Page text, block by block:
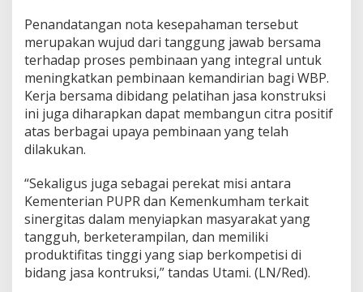
Penandatangan nota kesepahaman tersebut
merupakan wujud dari tanggung jawab bersama
terhadap proses pembinaan yang integral untuk
meningkatkan pembinaan kemandirian bagi WBP.
Kerja bersama dibidang pelatihan jasa konstruksi
ini juga diharapkan dapat membangun citra positif
atas berbagai upaya pembinaan yang telah
dilakukan.
“Sekaligus juga sebagai perekat misi antara
Kementerian PUPR dan Kemenkumham terkait
sinergitas dalam menyiapkan masyarakat yang
tangguh, berketerampilan, dan memiliki
produktifitas tinggi yang siap berkompetisi di
bidang jasa kontruksi,” tandas Utami. (LN/Red).